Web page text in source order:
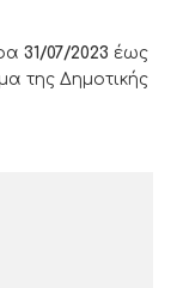
31/07/2023 έως
της Δημοτικής